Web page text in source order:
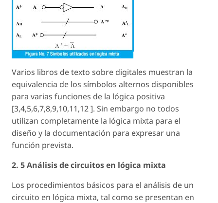
Varios libros de texto sobre digitales muestran la
equivalencia de los símbolos alternos disponibles
para varias funciones de la lógica positiva
[3,4,5,6,7,8,9,10,11,12 ]. Sin embargo no todos
utilizan completamente la lógica mixta para el
diseño y la documentación para expresar una
función prevista.
2. 5 Análisis de circuitos en lógica mixta
Los procedimientos básicos para el análisis de un
circuito en lógica mixta, tal como se presentan en